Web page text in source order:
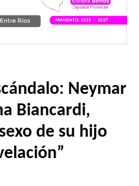
Neymar
Biancardi,
de su hijo